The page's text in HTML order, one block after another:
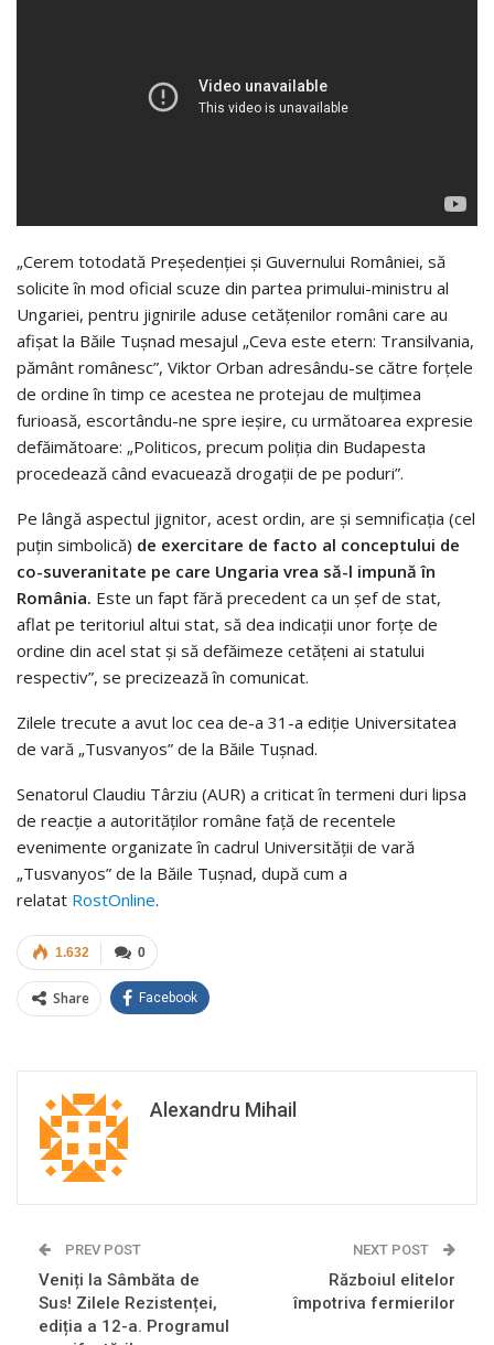
„Cerem totodată Președenției și Guvernului României, să
solicite în mod oficial scuze din partea primului-ministru al
Ungariei, pentru jignirile aduse cetățenilor români care au
afișat la Băile Tușnad mesajul „Ceva este etern: Transilvania,
pământ românesc”, Viktor Orban adresându-se către forțele
de ordine în timp ce acestea ne protejau de mulțimea
furioasă, escortându-ne spre ieșire, cu următoarea expresie
defăimătoare: „Politicos, precum poliția din Budapesta
procedează când evacuează drogații de pe poduri”.
Pe lângă aspectul jignitor, acest ordin, are și semnificația (cel
puțin simbolică) de exercitare de facto al conceptului de
co-suveranitate pe care Ungaria vrea să-l impună în
România. Este un fapt fără precedent ca un șef de stat,
aflat pe teritoriul altui stat, să dea indicații unor forțe de
ordine din acel stat și să defăimeze cetățeni ai statului
respectiv”, se precizează în comunicat.
Zilele trecute a avut loc cea de-a 31-a ediţie Universitatea
de vară „Tusvanyos” de la Băile Tuşnad.
Senatorul Claudiu Târziu (AUR) a criticat în termeni duri lipsa
de reacție a autorităților române față de recentele
evenimente organizate în cadrul Universității de vară
„Tusvanyos” de la Băile Tuşnad, după cum a
relatat RostOnline.
0
1.632
Share Facebook
Alexandru Mihail
PREV POST
Veniți la Sâmbăta de
Sus! Zilele Rezistenței,
ediția a 12-a. Programul
NEXT POST
Războiul elitelor
împotriva fermierilor